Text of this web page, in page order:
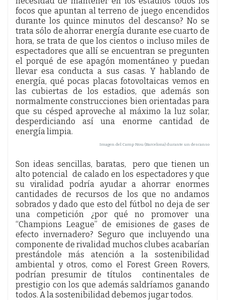
focos que apuntan al terreno de juego encendidos
durante los quince minutos del descanso? No se
trata sólo de ahorrar energía durante ese cuarto de
hora, se trata de que los cientos o incluso miles de
espectadores que allí se encuentran se pregunten
el porqué de ese apagón momentáneo y puedan
llevar esa conducta a sus casas. Y hablando de
energía, qué pocas placas fotovoltaicas vemos en
las cubiertas de los estadios, que además son
normalmente construcciones bien orientadas para
que su césped aproveche al máximo la luz solar,
desperdiciando así una enorme cantidad de
energía limpia.
Imagen del Camp Nou (Barcelona) durante un descanso
Son ideas sencillas, baratas, pero que tienen un
alto potencial de calado en los espectadores y que
su viralidad podría ayudar a ahorrar enormes
cantidades de recursos de los que no andamos
sobrados y dado que esto del fútbol no deja de ser
una competición ¿por qué no promover una
“Champions League” de emisiones de gases de
efecto invernadero? Seguro que incluyendo una
componente de rivalidad muchos clubes acabarían
prestándole más atención a la sostenibilidad
ambiental y otros, como el Forest Green Rovers,
podrían presumir de títulos continentales de
prestigio con los que además saldríamos ganando
todos. A la sostenibilidad debemos jugar todos.